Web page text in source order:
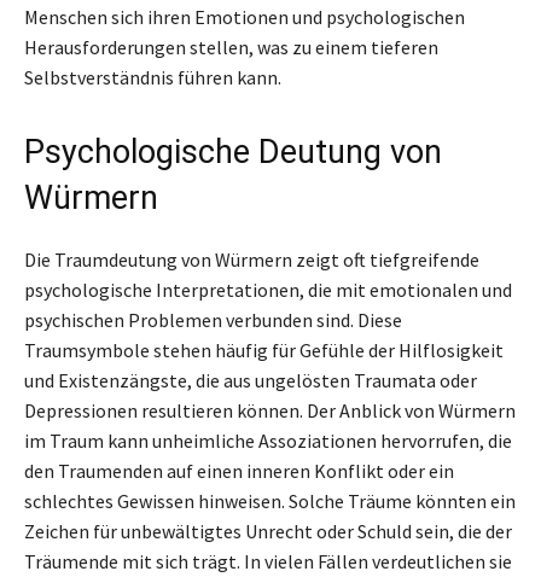
Menschen sich ihren Emotionen und psychologischen
Herausforderungen stellen, was zu einem tieferen
Selbstverständnis führen kann.
Psychologische Deutung von
Würmern
Die Traumdeutung von Würmern zeigt oft tiefgreifende
psychologische Interpretationen, die mit emotionalen und
psychischen Problemen verbunden sind. Diese
Traumsymbole stehen häufig für Gefühle der Hilflosigkeit
und Existenzängste, die aus ungelösten Traumata oder
Depressionen resultieren können. Der Anblick von Würmern
im Traum kann unheimliche Assoziationen hervorrufen, die
den Traumenden auf einen inneren Konflikt oder ein
schlechtes Gewissen hinweisen. Solche Träume könnten ein
Zeichen für unbewältigtes Unrecht oder Schuld sein, die der
Träumende mit sich trägt. In vielen Fällen verdeutlichen sie